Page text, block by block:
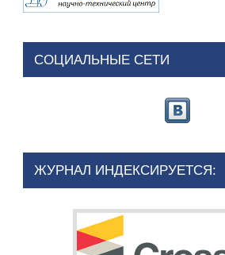
СОЦИАЛЬНЫЕ СЕТИ
ЖУРНАЛ ИНДЕКСИРУЕТСЯ: